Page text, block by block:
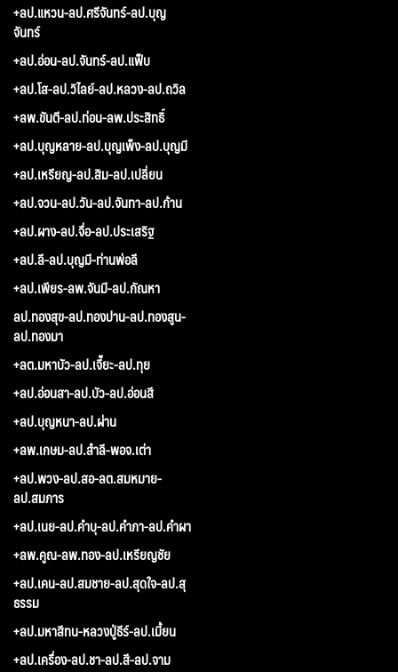
+ลป.แหวน-ลป.ศรีจันทร์-ลป.บุญ
จันทร์
+ลป.อ่อน-ลป.จันทร์-ลป.แฟ็บ
+ลป.โส-ลป.วิไลย์-ลป.หลวง-ลป.ถวิล
+ลพ.ขันตี-ลป.ท่อน-ลพ.ประสิทธิ์
+ลป.บุญหลาย-ลป.บุญเพ็ง-ลป.บุญมี
+ลป.เหรียญ-ลป.สิม-ลป.เปลี่ยน
+ลป.จวน-ลป.วัน-ลป.จันทา-ลป.ก้าน
+ลป.ผาง-ลป.จื่อ-ลป.ประเสริฐ
+ลป.ลี-ลป.บุญมี-ท่านพ่อลี
+ลป.เพียร-ลพ.จันมี-ลป.กัณหา
ลป.ทองสุข-ลป.ทองปาน-ลป.ทองสูน-
ลป.ทองมา
+ลต.มหาบัว-ลป.เจี๊ยะ-ลป.ทุย
+ลป.อ่อนสา-ลป.บัว-ลป.อ่อนสี
+ลป.บุญหนา-ลป.ผ่าน
+ลพ.เกษม-ลป.สำลี-พอจ.เต่า
+ลป.พวง-ลป.สอ-ลต.สมหมาย-
ลป.สมภาร
+ลป.เนย-ลป.คำบุ-ลป.คำภา-ลป.คำผา
+ลพ.คูณ-ลพ.ทอง-ลป.เหรียญชัย
+ลป.เคน-ลป.สมชาย-ลป.สุดใจ-ลป.สุ
ธรรม
+ลป.มหาสีทน-หลวงปู่ธีร์-ลป.เมี้ยน
+ลป.เครื่อง-ลป.ชา-ลป.สี-ลป.จาม